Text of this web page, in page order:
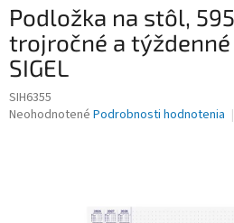
Podložka na stôl,
trojročné a
SIGEL
SIH6355
Priemerné
Neohodnotené Podrobnosti hodnotenia